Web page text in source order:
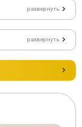
развернуть
развернуть